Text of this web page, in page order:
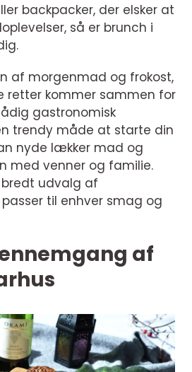
backpacker, der elsker at
så er brunch i
af morgenmad og frokost,
retter kommer sammen for
gastronomisk
trendy måde at starte din
nyde lækker mad og
med venner og familie.
udvalg af
til enhver smag og
af